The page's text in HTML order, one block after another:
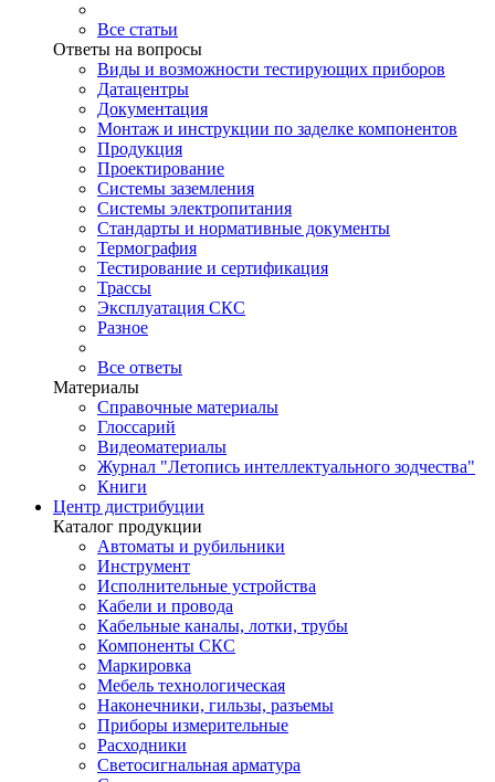
Все статьи
Ответы на вопросы
Виды и возможности тестирующих приборов
Датацентры
Документация
Монтаж и инструкции по заделке компонентов
Продукция
Проектирование
Системы заземления
Системы электропитания
Стандарты и нормативные документы
Термография
Тестирование и сертификация
Трассы
Эксплуатация СКС
Разное
Все ответы
Материалы
Справочные материалы
Глоссарий
Видеоматериалы
Журнал "Летопись интеллектуального зодчества"
Книги
Центр дистрибуции
Каталог продукции
Автоматы и рубильники
Инструмент
Исполнительные устройства
Кабели и провода
Кабельные каналы, лотки, трубы
Компоненты СКС
Маркировка
Мебель технологическая
Наконечники, гильзы, разъемы
Приборы измерительные
Расходники
Светосигнальная арматура